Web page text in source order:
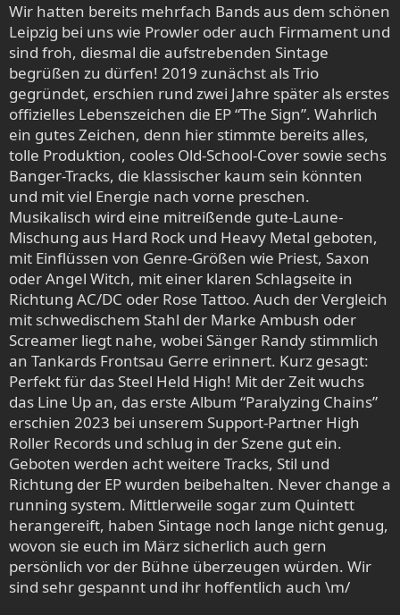
Wir hatten bereits mehrfach Bands aus dem schönen
Leipzig bei uns wie Prowler oder auch Firmament und
sind froh, diesmal die aufstrebenden Sintage
begrüßen zu dürfen! 2019 zunächst als Trio
gegründet, erschien rund zwei Jahre später als erstes
offizielles Lebenszeichen die EP “The Sign”. Wahrlich
ein gutes Zeichen, denn hier stimmte bereits alles,
tolle Produktion, cooles Old-School-Cover sowie sechs
Banger-Tracks, die klassischer kaum sein könnten
und mit viel Energie nach vorne preschen.
Musikalisch wird eine mitreißende gute-Laune-
Mischung aus Hard Rock und Heavy Metal geboten,
mit Einflüssen von Genre-Größen wie Priest, Saxon
oder Angel Witch, mit einer klaren Schlagseite in
Richtung AC/DC oder Rose Tattoo. Auch der Vergleich
mit schwedischem Stahl der Marke Ambush oder
Screamer liegt nahe, wobei Sänger Randy stimmlich
an Tankards Frontsau Gerre erinnert. Kurz gesagt:
Perfekt für das Steel Held High! Mit der Zeit wuchs
das Line Up an, das erste Album “Paralyzing Chains”
erschien 2023 bei unserem Support-Partner High
Roller Records und schlug in der Szene gut ein.
Geboten werden acht weitere Tracks, Stil und
Richtung der EP wurden beibehalten. Never change a
running system. Mittlerweile sogar zum Quintett
herangereift, haben Sintage noch lange nicht genug,
wovon sie euch im März sicherlich auch gern
persönlich vor der Bühne überzeugen würden. Wir
sind sehr gespannt und ihr hoffentlich auch \m/